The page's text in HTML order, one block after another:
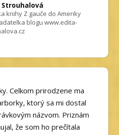
knihy Z gauče do Ameriky
blogu www.edita-
Celkom prirodzene ma
ktorý sa mi dostal
názvom. Priznám
že som ho prečítala